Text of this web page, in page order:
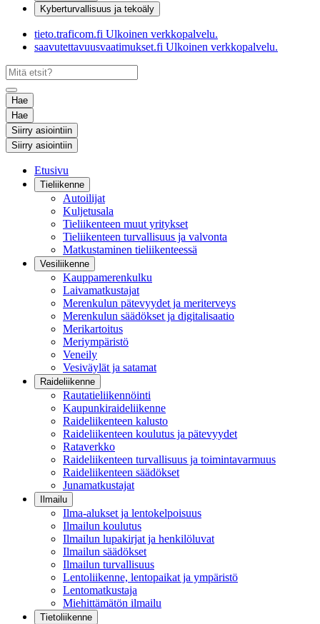
Kyberturvallisuus ja tekoäly
tieto.traficom.fi Ulkoinen verkkopalvelu.
saavutettavuusvaatimukset.fi Ulkoinen verkkopalvelu.
Hae
Hae
Siirry asiointiin
Siirry asiointiin
Etusivu
Tieliikenne
Autoilijat
Kuljetusala
Tieliikenteen muut yritykset
Tieliikenteen turvallisuus ja valvonta
Matkustaminen tieliikenteessä
Vesiliikenne
Kauppamerenkulku
Laivamatkustajat
Merenkulun pätevyydet ja meriterveys
Merenkulun säädökset ja digitalisaatio
Merikartoitus
Meriympäristö
Veneily
Vesiväylät ja satamat
Raideliikenne
Rautatieliikennöinti
Kaupunkiraideliikenne
Raideliikenteen kalusto
Raideliikenteen koulutus ja pätevyydet
Rataverkko
Raideliikenteen turvallisuus ja toimintavarmuus
Raideliikenteen säädökset
Junamatkustajat
Ilmailu
Ilma-alukset ja lentokelpoisuus
Ilmailun koulutus
Ilmailun lupakirjat ja henkilöluvat
Ilmailun säädökset
Ilmailun turvallisuus
Lentoliikenne, lentopaikat ja ympäristö
Lentomatkustaja
Miehittämätön ilmailu
Tietoliikenne